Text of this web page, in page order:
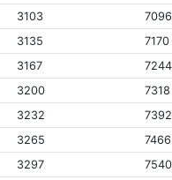
3103 7096
3135 7170
3167 7244
3200 7318
3232 7392
3265 7466
3297 7540